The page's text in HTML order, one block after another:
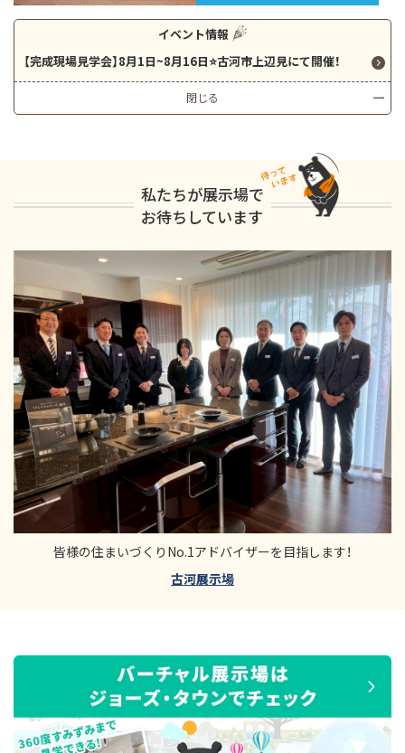
イベント情報
【完成現場見学会】8月1日~8月16日⭐古河市上辺見にて開催！
閉じる
私たちが展示場で
お待ちしています
皆様の住まいづくりNo.1アドバイザーを目指します！
古河展示場